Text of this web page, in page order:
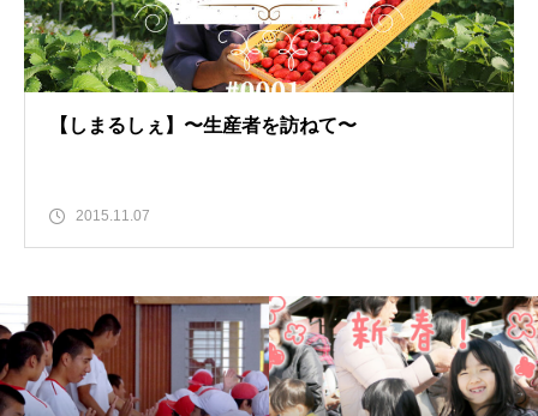
【しまるしぇ】〜生産者を訪ねて〜
2015.11.07